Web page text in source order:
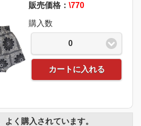
販売価格： \770
購入数
0
カートに入れる
よく購入されています。